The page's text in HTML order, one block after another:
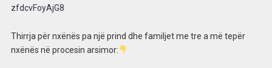
zfdcvFoyAjG8
Thirrja për nxënës pa një prind dhe familjet me tre a më tepër
nxënës në procesin arsimor: